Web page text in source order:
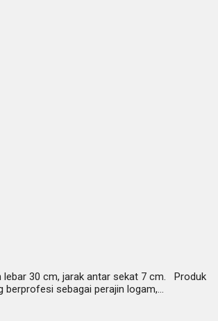
lebar 30 cm, jarak antar sekat 7 cm. Produk
berprofesi sebagai perajin logam,…